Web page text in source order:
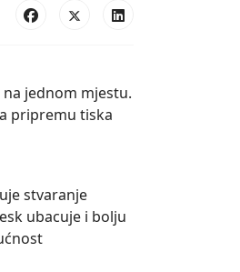
jednom mjestu.
pripremu tiska
stvaranje
ubacuje i bolju